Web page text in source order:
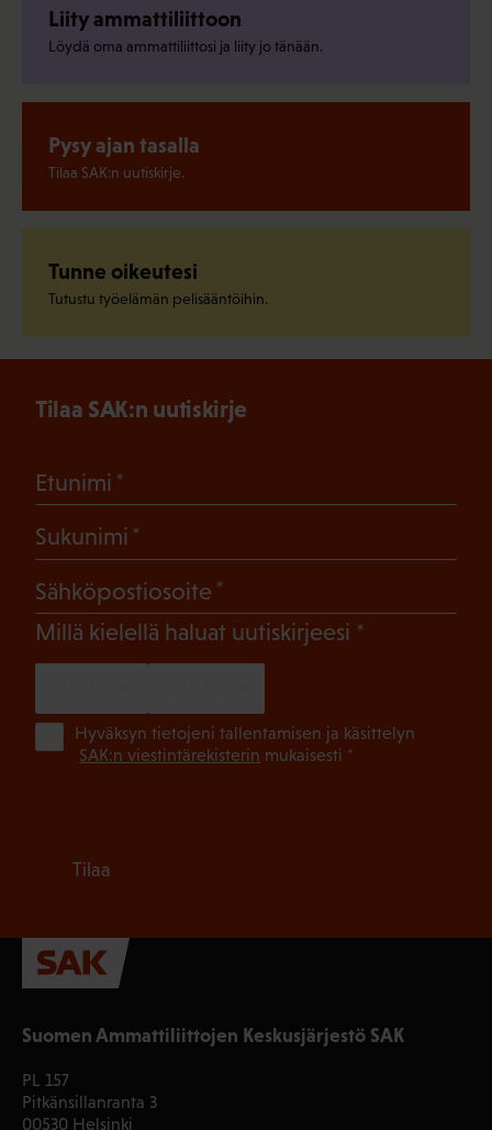
Liity ammattiliittoon
Löydä oma ammattiliittosi ja liity jo tänään.
Pysy ajan tasalla
Tilaa SAK:n uutiskirje.
Tunne oikeutesi
Tutustu työelämän pelisääntöihin.
Suomen Ammattiliittojen Keskusjärjestö SAK
PL 157
Pitkänsillanranta 3
00530 Helsinki
Tilaa SAK:n uutiskirje
Etunimi
Sukunimi
Sähköpostiosoite
Millä kielellä haluat uutiskirjeesi (Pakollinen)
Hyväksyn tietojeni tallentamisen ja käsittelyn
SAK:n viestintärekisterin mukaisesti *
Tilaa